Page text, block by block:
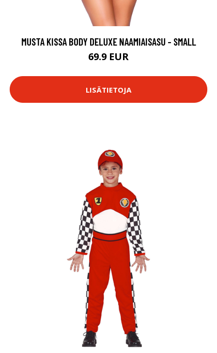
MUSTA KISSA BODY DELUXE NAAMIAISASU - SMALL
69.9 EUR
LISÄTIETOJA